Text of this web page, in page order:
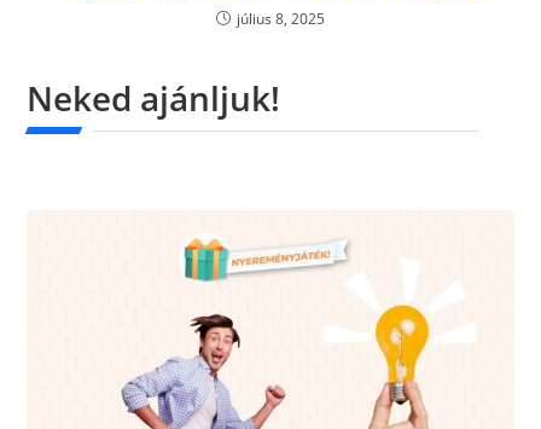
július 8, 2025
Neked ajánljuk!